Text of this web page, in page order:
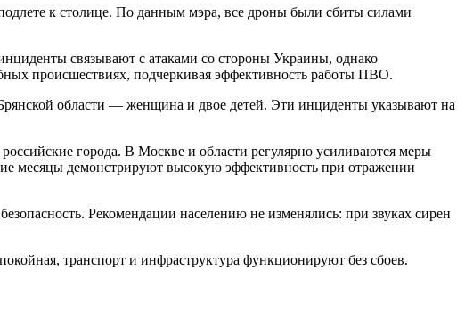
к столице. По данным мэра, все дроны были сбиты силами
связывают с атаками со стороны Украины, однако
происшествиях, подчеркивая эффективность работы ПВО.
области — женщина и двое детей. Эти инциденты указывают на
города. В Москве и области регулярно усиливаются меры
месяцы демонстрируют высокую эффективность при отражении
Рекомендации населению не изменялись: при звуках сирен
транспорт и инфраструктура функционируют без сбоев.